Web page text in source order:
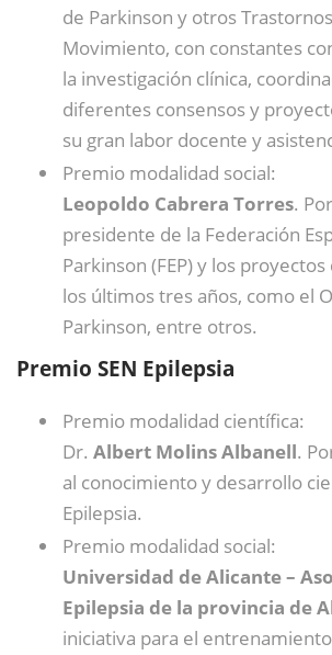
de Parkinson y otros
Movimiento, con constantes
la investigación clínica,
diferentes consensos y
su gran labor docente y
Premio modalidad social:
Leopoldo Cabrera Torres.
presidente de la Federación
Parkinson (FEP) y los
los últimos tres años, como el
Parkinson, entre otros.
Premio SEN Epilepsia
Premio modalidad científica:
Dr. Albert Molins Albanell.
al conocimiento y desarrollo
Epilepsia.
Premio modalidad social:
Universidad de Alicante –
Epilepsia de la provincia de
iniciativa para el